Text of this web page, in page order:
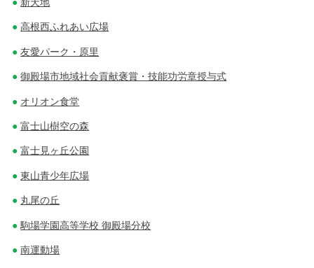
高根西ふれあい広場
友愛パーク・原里
御殿場市地域社会貢献褒賞・技能功労章授与式
オリオン食堂
富士山樹空の森
富士見ヶ丘公園
東山青少年広場
丸尾の丘
駒場学園高等学校 御殿場分校
南運動場